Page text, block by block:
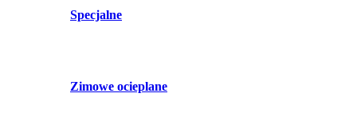
Specjalne
Zimowe ocieplane